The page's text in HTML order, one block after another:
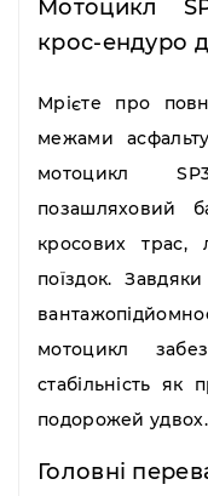
Нд
вихідний
Мотоцикл
крос-ендуро
Мрієте про
межами
мотоцикл
позашляховий
кросових трас,
поїздок.
мотоцикл
стабільність як
подорожей удвох.
Головні